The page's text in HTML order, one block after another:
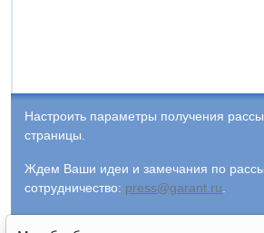
Настроить параметры получения
страницы.
Ждем Ваши идеи и замечания по
сотрудничество: press@garant.ru.
© ООО "НПП "ГАРАНТ-СЕРВИС-